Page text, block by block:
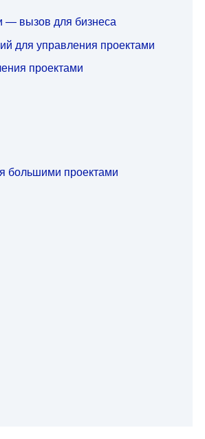
— вызов для бизнеса
для управления проектами
проектами
большими проектами